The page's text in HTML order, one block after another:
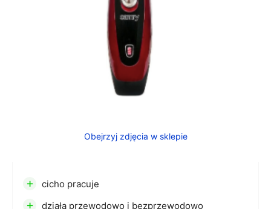
Obejrzyj zdjęcia w sklepie
+ cicho pracuje
+ działa przewodowo i bezprzewodowo